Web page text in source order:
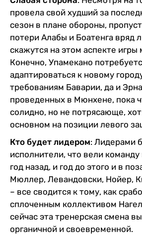
провела свой худший за
сезон в плане обороны,
потери Алабы и Боатенга вряд
скажутся на этом аспекте
Конечно, Упамекано
адаптироваться к новому
требованиям Баварии, да и
проведенных в Мюнхене, пока
солидно, но не потрясающе,
основном на позиции левого
Кто будет лидером: Лидерами
исполнители, что вели
год назад, и год до этого и в
Мюллер, Левандовски, Нойер,
– все сводится к тому, как
сплоченным коллективом
сейчас эта тренерская смена
органичной и своевременной.